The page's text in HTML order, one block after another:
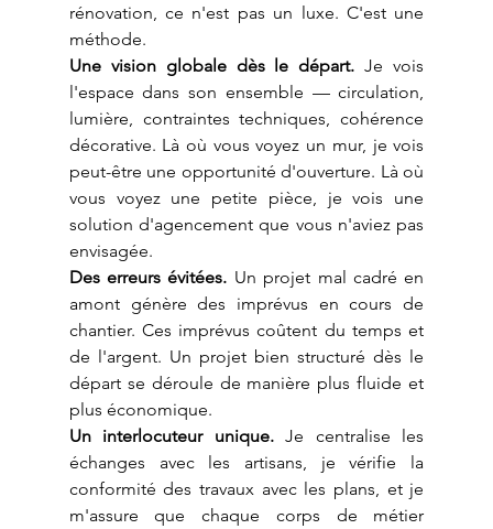
rénovation, ce n'est pas un luxe. C'est une
méthode.
Une vision globale dès le départ. Je vois
l'espace dans son ensemble — circulation,
lumière, contraintes techniques, cohérence
décorative. Là où vous voyez un mur, je vois
peut-être une opportunité d'ouverture. Là où
vous voyez une petite pièce, je vois une
solution d'agencement que vous n'aviez pas
envisagée.
Des erreurs évitées. Un projet mal cadré en
amont génère des imprévus en cours de
chantier. Ces imprévus coûtent du temps et
de l'argent. Un projet bien structuré dès le
départ se déroule de manière plus fluide et
plus économique.
Un interlocuteur unique. Je centralise les
échanges avec les artisans, je vérifie la
conformité des travaux avec les plans, et je
m'assure que chaque corps de métier